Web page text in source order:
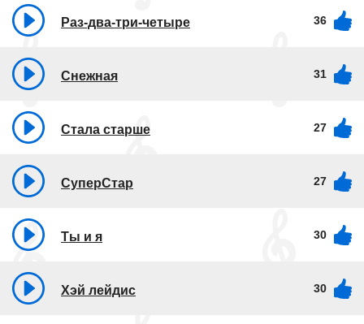
Раз-два-три-четыре 36
Снежная 31
Стала старше 27
СуперСтар 27
Ты и я 30
Хэй лейдис 30